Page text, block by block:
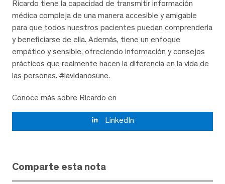
Ricardo tiene la capacidad de transmitir información
médica compleja de una manera accesible y amigable
para que todos nuestros pacientes puedan comprenderla
y beneficiarse de ella. Además, tiene un enfoque
empático y sensible, ofreciendo información y consejos
prácticos que realmente hacen la diferencia en la vida de
las personas. #lavidanosune.
Conoce más sobre Ricardo en
LinkedIn
Comparte esta nota